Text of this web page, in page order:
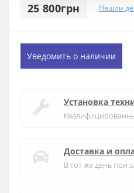
25 800грн Нашли
Уведомить о наличии
Установка
Доставка и
В тот же день при